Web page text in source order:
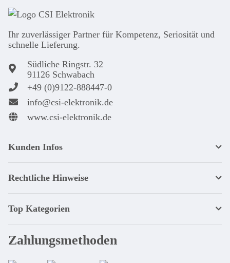
Ihr zuver­läs­siger Partner für Kom­pe­tenz, Seri­osi­tät und
schnel­le Lie­ferung.
Südliche Ringstr. 32
91126 Schwabach
+49 (0)9122-888447-0
info@csi-elektronik.de
www.csi-elektronik.de
Kunden Infos
Rechtliche Hinweise
Top Kategorien
Zahlungsmethoden